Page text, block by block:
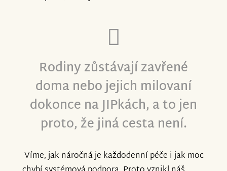
Rodiny zůstávají zavřené
doma nebo jejich milovaní
dokonce na JIPkách, a to jen
proto, že jiná cesta není.
Víme, jak náročná je každodenní péče i jak moc